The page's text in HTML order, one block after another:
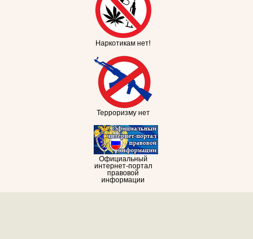
Наркотикам нет!
Терроризму нет
Официальный
интернет-портал
правовой
информации